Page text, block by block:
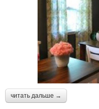
читать дальше →